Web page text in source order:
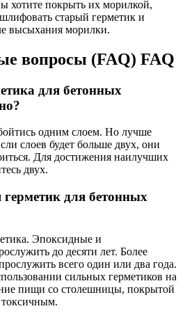
хотите покрыть их морилкой,
старый герметик и
высыхания морилки.
вопросы (FAQ) FAQ
для бетонных
одним слоем. Но лучше
слоев будет больше двух, они
Для достижения наилучших
двух.
для бетонных
Эпоксидные и
до десяти лет. Более
всего один или два года.
сильных герметиков на
пищи со столешницы, покрытой